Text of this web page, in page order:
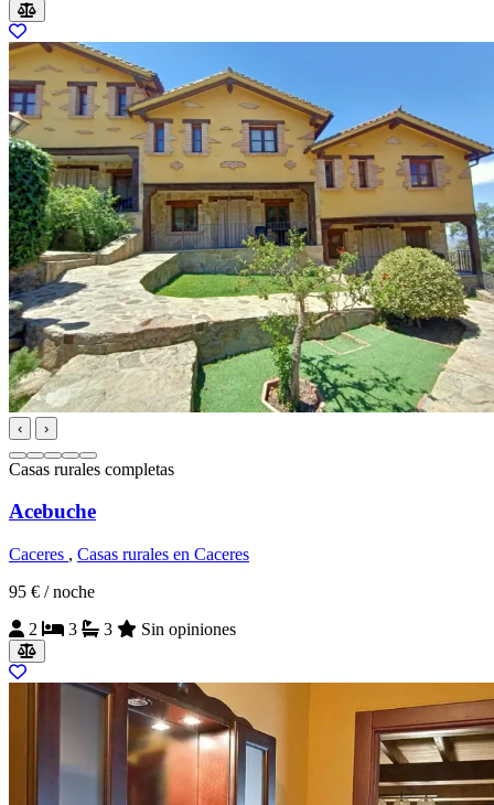
‹ ›
Casas rurales completas
Acebuche
Caceres , Casas rurales en Caceres
95 € / noche
2
3 3 Sin opiniones